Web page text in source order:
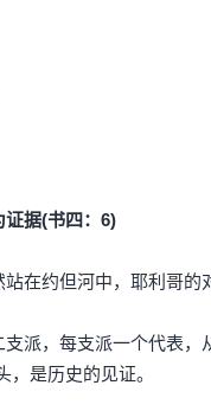
证据(书四：6)
在约但河中，耶利哥
派，每支派一个代表
，是历史的见证。